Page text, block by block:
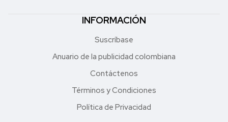
INFORMACIÓN
Suscríbase
Anuario de la publicidad colombiana
Contáctenos
Términos y Condiciones
Política de Privacidad